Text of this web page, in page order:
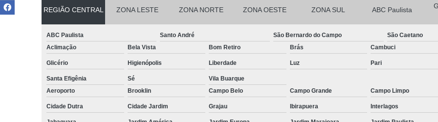
Micropigmentação
Micropigmentação de Barba São
Micropigmentação Fio a Fio Barba
Micropigmentação na Barba ABC
Nano Micropigmentação de Barba
Nano Pigmentação Cabelo Rio
REGIÃO CENTRAL ZONA LESTE ZONA NORTE ZONA OESTE ZONA SUL ABC Paulista
ABC Paulista Santo André São Bernardo do Campo São Caetano
Aclimação
Bela Vista Bom Retiro Brás Cambuci
Glicério Higienópolis Liberdade Luz Pari
Santa Efigênia Sé
Vila Buarque
Aeroporto
Brooklin Campo Belo Campo Grande Campo Limpo
Cidade Dutra Cidade Jardim Grajau Ibirapuera Interlagos